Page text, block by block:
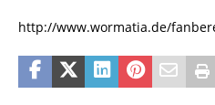
http://www.wormatia.de/